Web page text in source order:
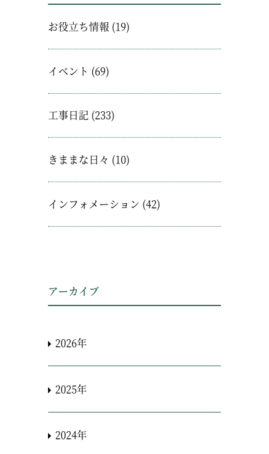
お役立ち情報 (19)
イベント (69)
工事日記 (233)
きままな日々 (10)
インフォメーション (42)
アーカイブ
2026年
2025年
2024年